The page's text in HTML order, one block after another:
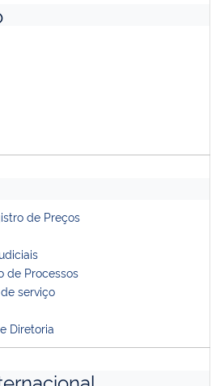
de Preços
de Processos
serviço
Diretoria